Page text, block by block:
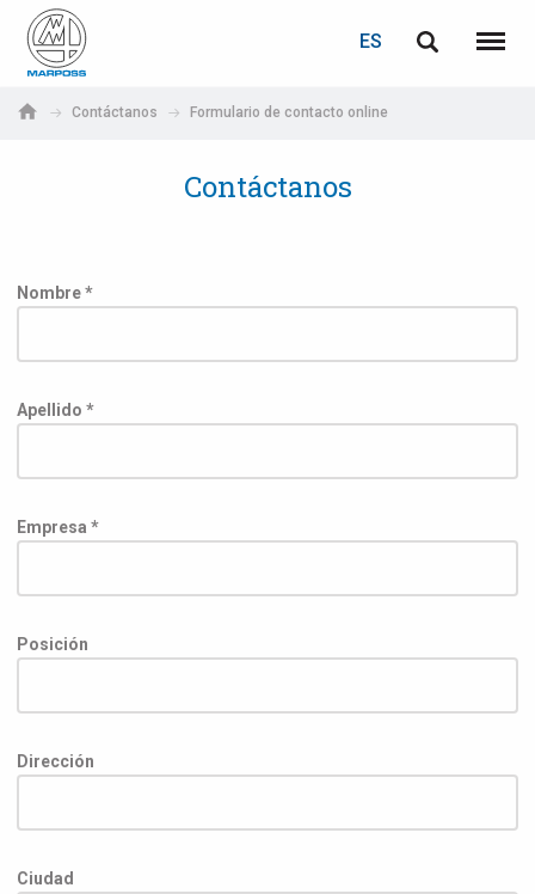
S.p.A.
ES
Menú
Contáctanos Formulario de contacto online
Contáctanos
Nombre *
Apellido *
Empresa *
Posición
Dirección
Ciudad
Deutsch
ACCEDER
Si aún no está registrado, puede hacerlo ahora: ¡es gratis!